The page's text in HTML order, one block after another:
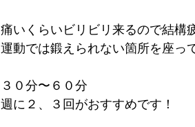
痛いくらいビリビリ来るので結構
運動では鍛えられない箇所を座っ
３０分〜６０分
週に２、３回がおすすめです！